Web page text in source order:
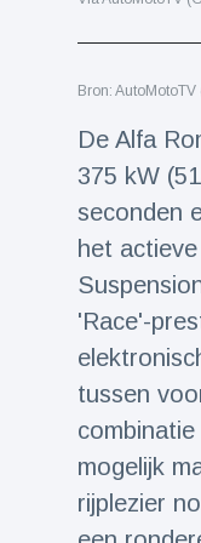
Laatste
17 July
17 July
op
Een
ter
op
Bron:
De Alfa
375 kW
seconden
het
'Race'-
tussen
mogelijk
rijplezier